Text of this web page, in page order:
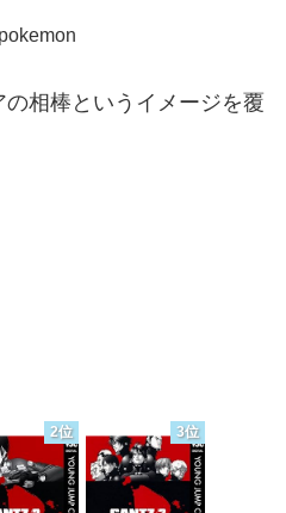
相棒というイメージを覆
2位 3位